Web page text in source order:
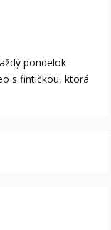
pondelok
s fintičkou, ktorá